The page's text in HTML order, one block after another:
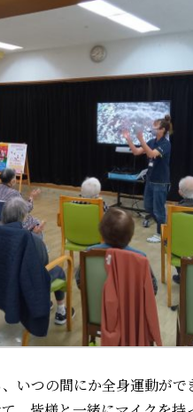
いつの間にか全身運動がで